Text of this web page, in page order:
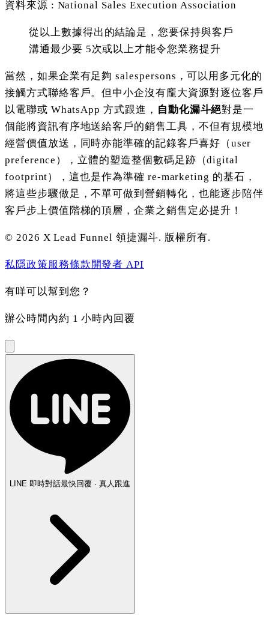
資料來源 : National Sales Execution Association
從以上數據得出的結論是，您要保持與客戶
溝通最少要 5次或以上才能令您業務提升
當然，如果企業有足夠 salespersons，可以用多元化的
接觸方式聯絡客戶。但中小企沒有龐大資源對逐位客戶
以電聯或 WhatsApp 方式跟進， 自動化漏斗絕對是一
個能將資訊有序地送給客戶的銷售工具，不但有規模地
經營價值放送，同時亦能準確的記錄客戶喜好（user
preference），立體的塑造整個數碼足跡（digital
footprint），這也是作為準確 re-marketing 的基石，
將這些步驟做足，不單可做到營銷轉化，也能逐步陪伴
客戶步上價值階梯的頂層，企業之銷售定必提升！
© 2026 X Lead Funnel 領捷漏斗. 版權所有.
私隱政策 服務條款 開發者 API
有咩可以幫到您？
辦公時間內約 1 小時內回覆
LINE 即時對話最快回覆 · 真人跟進